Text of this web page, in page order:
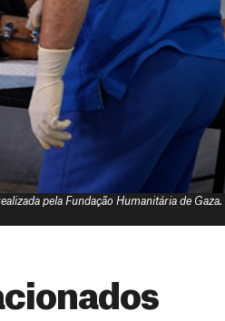
pela Fundação Humanitária de